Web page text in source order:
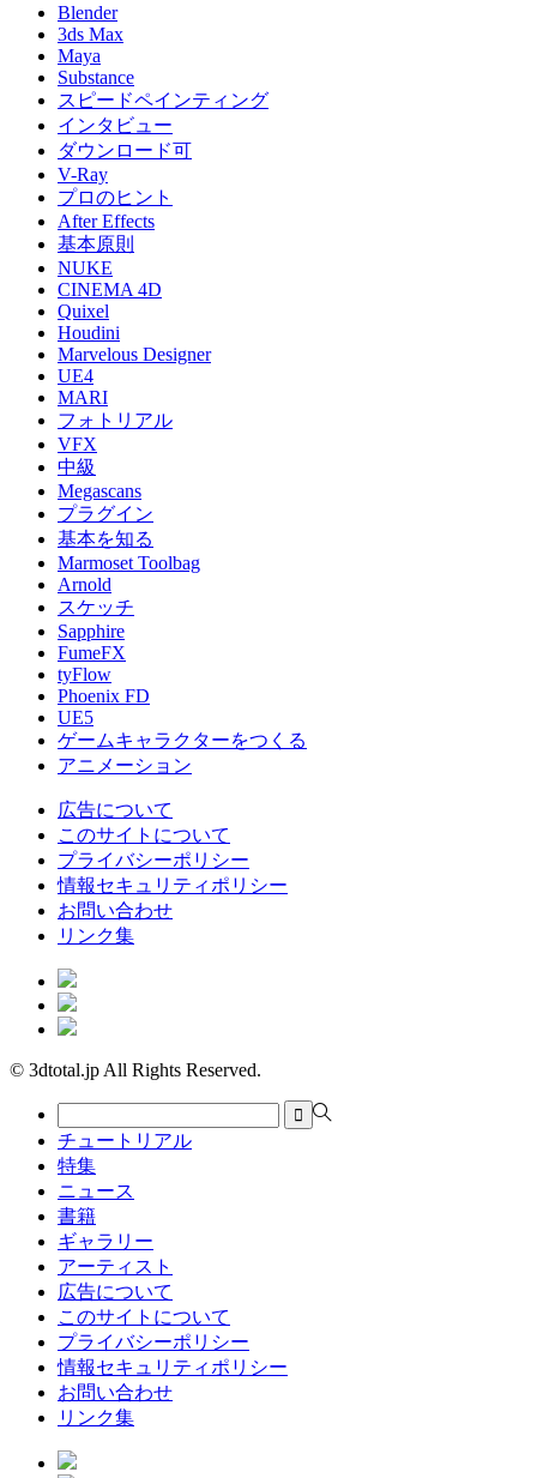
Blender
3ds Max
Maya
Substance
スピードペインティング
インタビュー
ダウンロード可
V-Ray
プロのヒント
After Effects
基本原則
NUKE
CINEMA 4D
Quixel
Houdini
Marvelous Designer
UE4
MARI
フォトリアル
VFX
中級
Megascans
プラグイン
基本を知る
Marmoset Toolbag
Arnold
スケッチ
Sapphire
FumeFX
tyFlow
Phoenix FD
UE5
ゲームキャラクターをつくる
アニメーション
広告について
このサイトについて
プライバシーポリシー
情報セキュリティポリシー
お問い合わせ
リンク集
© 3dtotal.jp All Rights Reserved.
チュートリアル
特集
ニュース
書籍
ギャラリー
アーティスト
広告について
このサイトについて
プライバシーポリシー
情報セキュリティポリシー
お問い合わせ
リンク集